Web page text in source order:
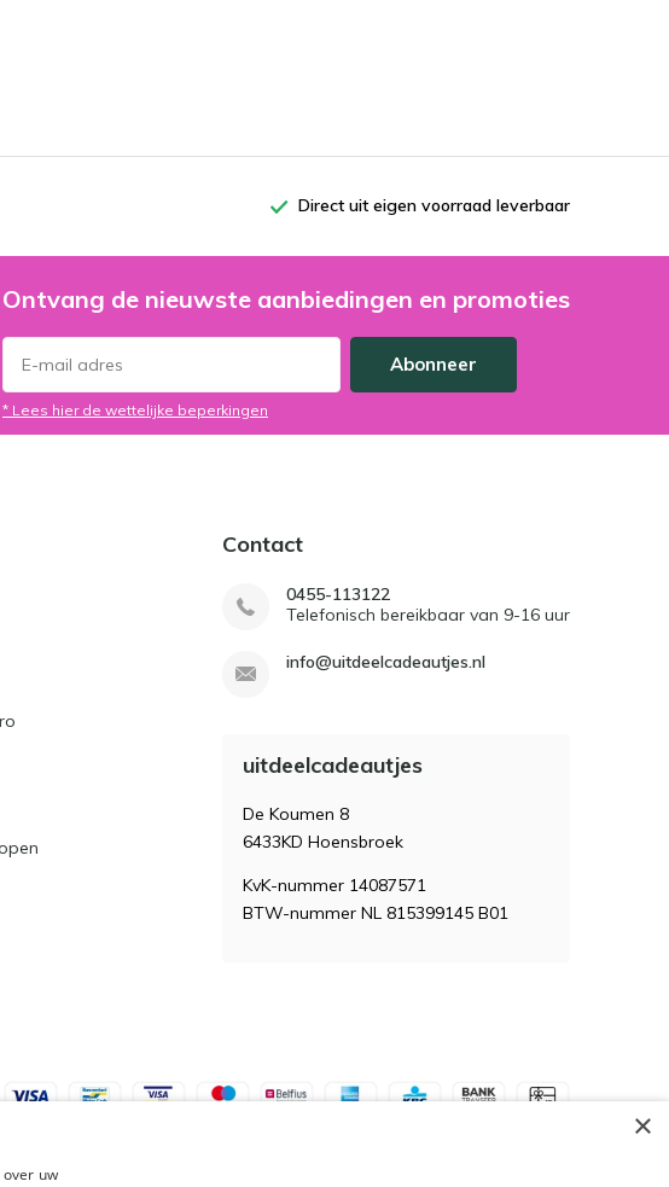
Direct uit eigen voorraad leverbaar
Ontvang de nieuwste aanbiedingen en promoties
Abonneer
* Lees hier de wettelijke beperkingen
Contact
0455-113122
Telefonisch bereikbaar van 9-16 uur
info@uitdeelcadeautjes.nl
uitdeelcadeautjes
De Koumen 8
6433KD Hoensbroek
KvK-nummer 14087571
BTW-nummer NL 815399145 B01
×
uw